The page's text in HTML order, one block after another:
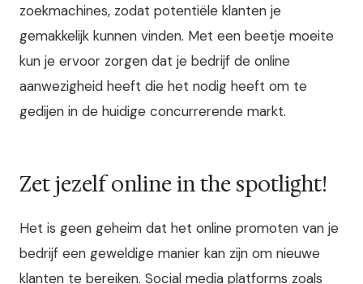
zoekmachines, zodat potentiële klanten je
gemakkelijk kunnen vinden. Met een beetje moeite
kun je ervoor zorgen dat je bedrijf de online
aanwezigheid heeft die het nodig heeft om te
gedijen in de huidige concurrerende markt.
Zet jezelf online in the spotlight!
Het is geen geheim dat het online promoten van je
bedrijf een geweldige manier kan zijn om nieuwe
klanten te bereiken. Social media platforms zoals